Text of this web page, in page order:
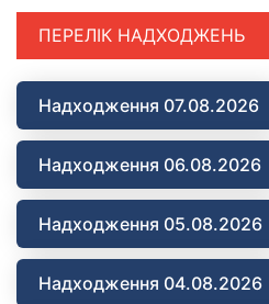
ПЕРЕЛІК НАДХОДЖЕНЬ
Надходження 07.08.2026
Надходження 06.08.2026
Надходження 05.08.2026
Надходження 04.08.2026